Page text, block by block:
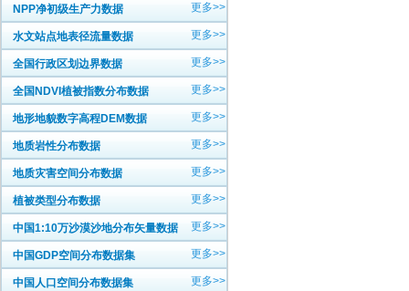
NPP净初级生产力数据 更多>>
水文站点地表径流量数据 更多>>
全国行政区划边界数据 更多>>
全国NDVI植被指数分布数据 更多>>
地形地貌数字高程DEM数据 更多>>
地质岩性分布数据 更多>>
地质灾害空间分布数据 更多>>
植被类型分布数据 更多>>
中国1:10万沙漠沙地分布矢量数据 更多>>
中国GDP空间分布数据集 更多>>
中国人口空间分布数据集 更多>>